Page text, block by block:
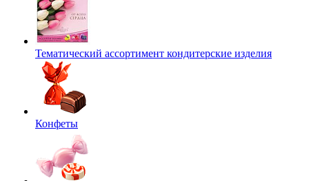
Тематический ассортимент кондитерские изделия
Конфеты